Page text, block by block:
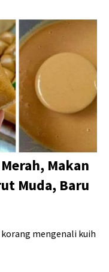
Makan
Muda, Baru
mengenali kuih